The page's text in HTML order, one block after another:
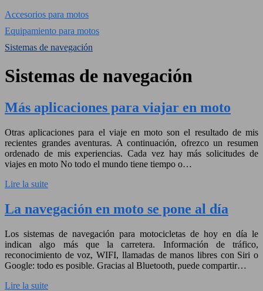
Accesorios para motos
Equipamiento para motos
Sistemas de navegación
Sistemas de navegación
Más aplicaciones para viajar en moto
Otras aplicaciones para el viaje en moto son el resultado de mis
recientes grandes aventuras. A continuación, ofrezco un resumen
ordenado de mis experiencias. Cada vez hay más solicitudes de
viajes en moto No todo el mundo tiene tiempo o…
Lire la suite
La navegación en moto se pone al día
Los sistemas de navegación para motocicletas de hoy en día le
indican algo más que la carretera. Información de tráfico,
reconocimiento de voz, WIFI, llamadas de manos libres con Siri o
Google: todo es posible. Gracias al Bluetooth, puede compartir…
Lire la suite